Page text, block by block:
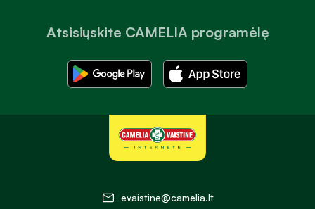
Atsisiųskite CAMELIA programėlę
evaistine@camelia.lt